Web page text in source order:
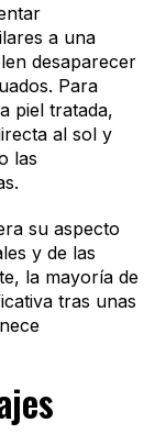
a una
desaparecer
Para
piel tratada,
al sol y
las
su aspecto
y de las
la mayoría de
tras unas